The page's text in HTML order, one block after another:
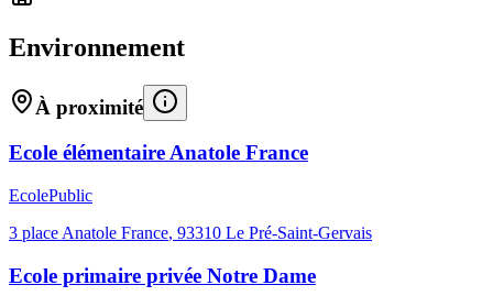
Environnement
À proximité
Ecole élémentaire Anatole France
EcolePublic
3 place Anatole France, 93310 Le Pré-Saint-Gervais
Ecole primaire privée Notre Dame